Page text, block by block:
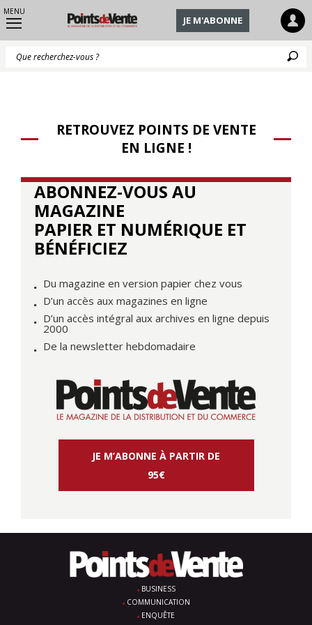
MENU
JE M'ABONNE
RETROUVEZ POINTS DE VENTE
EN LIGNE !
ABONNEZ-VOUS AU
MAGAZINE
PAPIER ET NUMÉRIQUE ET
BÉNÉFICIEZ
Du magazine en version papier chez vous
D’un accès aux magazines en ligne
D’un accès intégral aux archives en ligne depuis
2000
De la newsletter hebdomadaire
JE M’ABONNE À PARTIR DE
95€
BUSINESS
COMMUNICATION
ENQUÊTE